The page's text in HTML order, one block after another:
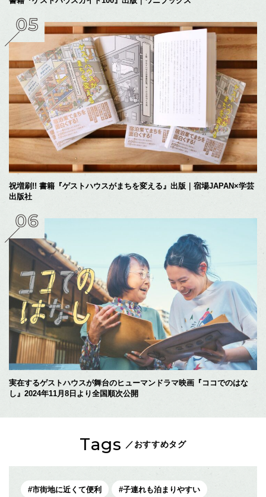
祝増刷!! 書籍『ゲストハウスがまちを変える』出版｜宿場JAPAN×学芸
出版社
実在するゲストハウスが舞台のヒューマンドラマ映画『ココでのはな
し』2024年11月8日より全国順次公開
Tags ／おすすめタグ
市街地に近くて便利 子連れも泊まりやすい